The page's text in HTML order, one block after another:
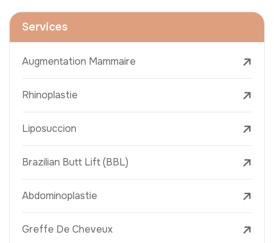
Services
Augmentation Mammaire
Rhinoplastie
Liposuccion
Brazilian Butt Lift (BBL)
Abdominoplastie
Greffe De Cheveux